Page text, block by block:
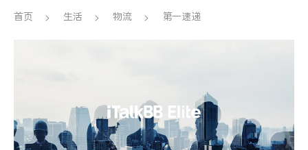
医生 律师
养老 非盈利组织
首页 生活 物流 第一速递